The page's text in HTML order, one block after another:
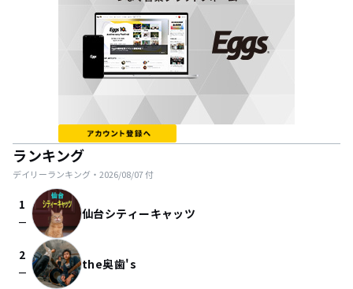
ランキング
デイリーランキング・ 2026/08/07付
1
check_indeterminate_small 仙台シティーキャッツ
2
check_indeterminate_small the奥歯's